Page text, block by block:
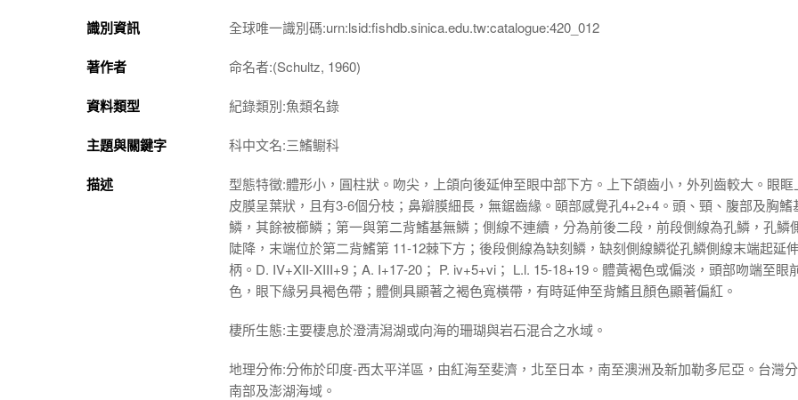
識別資訊 全球唯一識別碼:urn:lsid:fishdb.sinica.edu.tw:catalogue:420_012
著作者 命名者:(Schultz, 1960)
資料類型 紀錄類別:魚類名錄
主題與關鍵字 科中文名:三鰭鳚科
描述
型態特徵:體形小，圓柱狀。吻尖，上頜向後延伸至眼中部下方。上下頜齒小，外列齒較大。眼眶
皮膜呈葉狀，且有3-6個分枝；鼻瓣膜細長，無鋸齒緣。頤部感覺孔4+2+4。頭、頸、腹部及胸鰭
鱗，其餘被櫛鱗；第一與第二背鰭基無鱗；側線不連續，分為前後二段，前段側線為孔鱗，孔鱗
陡降，末端位於第二背鰭第 11-12棘下方；後段側線為缺刻鱗，缺刻側線鱗從孔鱗側線末端起延
柄。D. IV+XII-XIII+9；A. I+17-20； P. iv+5+vi； L.l. 15-18+19。體黃褐色或偏淡，頭部吻端至眼
色，眼下緣另具褐色帶；體側具顯著之褐色寬橫帶，有時延伸至背鰭且顏色顯著偏紅。
棲所生態:主要棲息於澄清潟湖或向海的珊瑚與岩石混合之水域。
地理分佈:分佈於印度-西太平洋區，由紅海至斐濟，北至日本，南至澳洲及新加勒多尼亞。台灣
南部及澎湖海域。